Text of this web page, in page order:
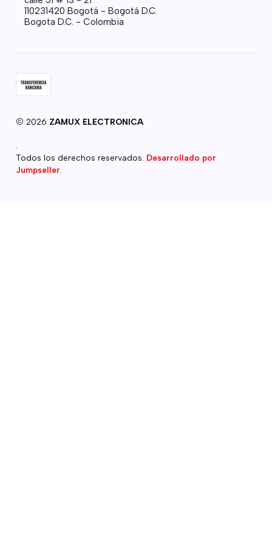
110231420 Bogotá - Bogotá D.C.
Bogota D.C. - Colombia
2026 ZAMUX ELECTRONICA
Todos los derechos reservados. Desarrollado por
Jumpseller